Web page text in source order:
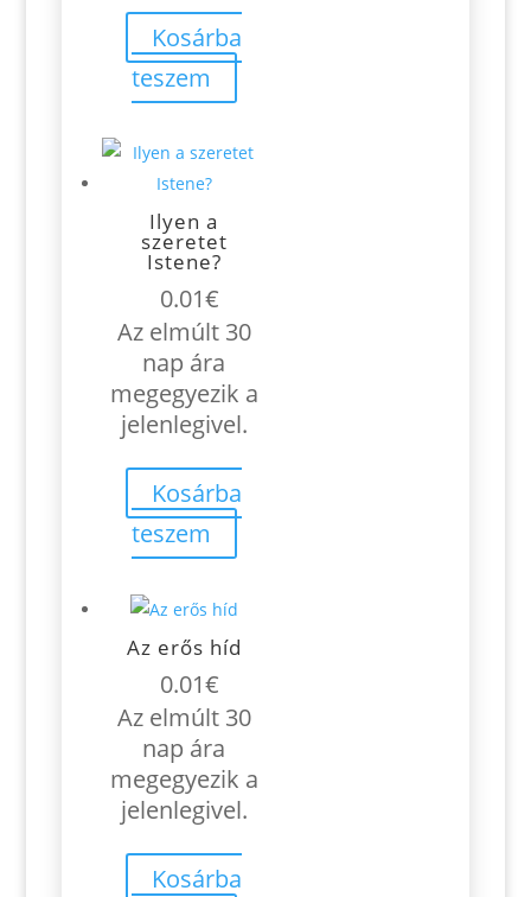
Kosárba
teszem
Ilyen a
szeretet
Istene?
0.01€
Az elmúlt 30
nap ára
megegyezik a
jelenlegivel.
Kosárba
teszem
Az erős híd
0.01€
Az elmúlt 30
nap ára
megegyezik a
jelenlegivel.
Kosárba